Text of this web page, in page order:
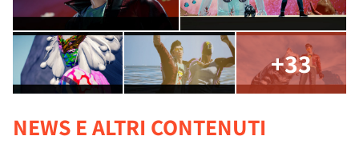
+33
NEWS E ALTRI CONTENUTI